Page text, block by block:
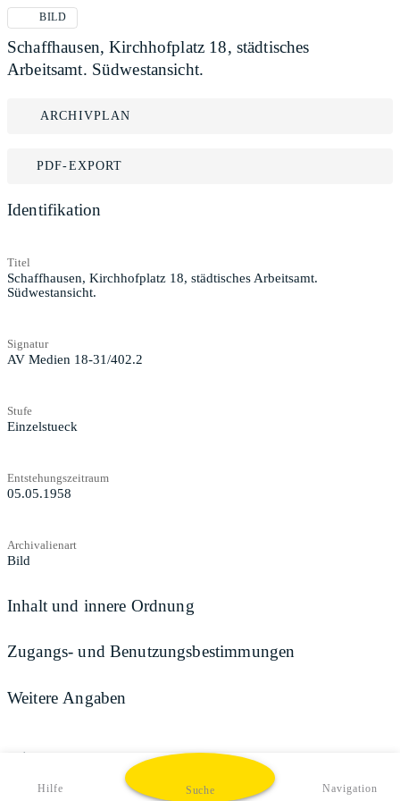
BILD
Schaffhausen, Kirchhofplatz 18, städtisches
Arbeitsamt. Südwestansicht.
ARCHIVPLAN
PDF-EXPORT
Identifikation
Titel
Schaffhausen, Kirchhofplatz 18, städtisches Arbeitsamt.
Südwestansicht.
Signatur
AV Medien 18-31/402.2
Stufe
Einzelstueck
Entstehungszeitraum
05.05.1958
Archivalienart
Bild
Inhalt und innere Ordnung
Zugangs- und Benutzungsbestimmungen
Weitere Angaben
Teilen
Hilfe Suche Navigation